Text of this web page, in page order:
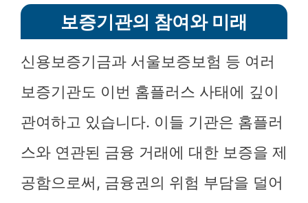
보증기관의 참여와 미래
신용보증기금과 서울보증보험 등 여러
보증기관도 이번 홈플러스 사태에 깊이
관여하고 있습니다. 이들 기관은 홈플러
스와 연관된 금융 거래에 대한 보증을 제
공함으로써, 금융권의 위험 부담을 덜어